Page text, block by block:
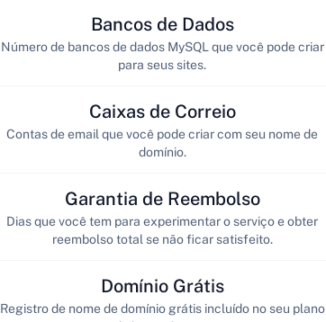
Bancos de Dados
Número de bancos de dados MySQL que você pode criar
para seus sites.
Caixas de Correio
Contas de email que você pode criar com seu nome de
domínio.
Garantia de Reembolso
Dias que você tem para experimentar o serviço e obter
reembolso total se não ficar satisfeito.
Domínio Grátis
Registro de nome de domínio grátis incluído no seu plano